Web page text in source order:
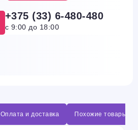
+375 (33) 6-480-480
с 9:00 до 18:00
Оплата и доставка Похожие товары